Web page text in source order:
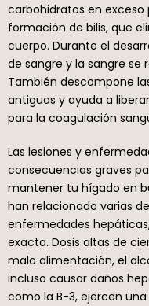
carbohidratos en exceso
formación de bilis, que
cuerpo. Durante el
de sangre y la sangre se
También descompone
antiguas y ayuda a
para la coagulación
Las lesiones y
consecuencias graves
mantener tu hígado en
han relacionado varias
enfermedades
exacta. Dosis altas de
mala alimentación, el
incluso causar daños
como la B-3, ejercen